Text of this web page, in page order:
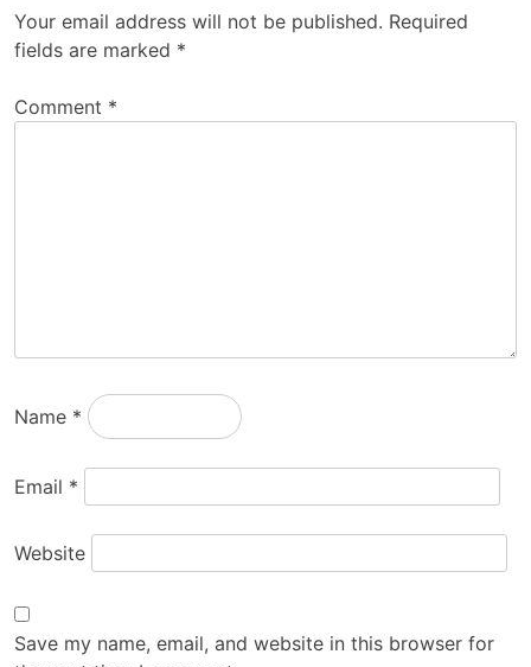
Your email address will not be published. Required
fields are marked *
Comment *
Name *
Email *
Website
Save my name, email, and website in this browser for